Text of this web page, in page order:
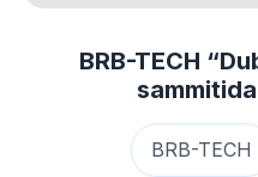
BRB-TECH
BRB-TECH